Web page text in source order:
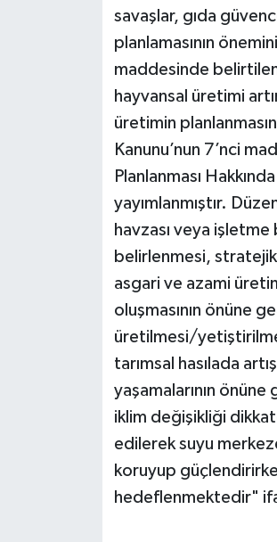
savaşlar, gıda
planlamasının
maddesinde belirtilen
hayvansal üretimi
üretimin
Kanunu’nun 7’nci
Planlanması
yayımlanmıştır.
havzası veya işletme
belirlenmesi,
asgari ve azami
oluşmasının önüne
üretilmesi/
tarımsal hasılada
yaşamalarının
iklim değişikliği
edilerek suyu
koruyup
hedeflenmektedir"